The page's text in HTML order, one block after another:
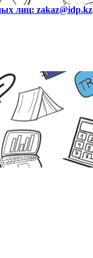
лиц: zakaz@idp.kz